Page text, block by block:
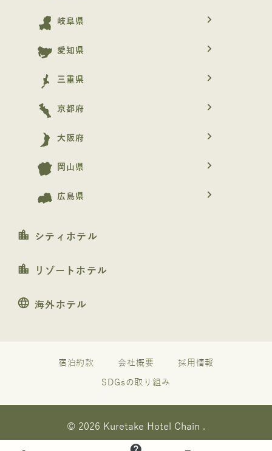
岐阜県 navigate_next
愛知県 navigate_next
三重県 navigate_next
京都府 navigate_next
大阪府 navigate_next
岡山県 navigate_next
広島県 navigate_next
location_city シティホテル
location_city リゾートホテル
language 海外ホテル
宿泊約款 会社概要 採用情報
SDGsの取り組み
© 2026 Kuretake Hotel Chain .